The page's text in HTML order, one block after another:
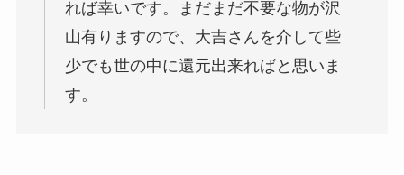
れば幸いです。まだまだ不要な物が沢
山有りますので、大吉さんを介して些
少でも世の中に還元出来ればと思いま
す。